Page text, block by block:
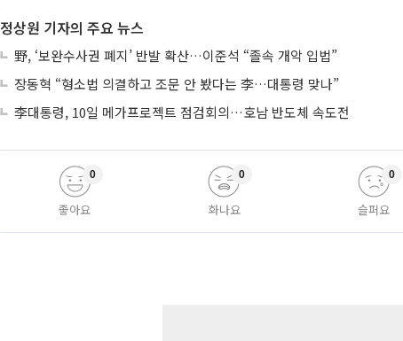
정상원 기자의 주요 뉴스
野, ‘보완수사권 폐지’ 반발 확산…이준석 “졸속 개악 입법”
장동혁 “형소법 의결하고 조문 안 봤다는 李…대통령 맞나”
李대통령, 10일 메가프로젝트 점검회의…호남 반도체 속도전
좋아요
0
화나요
0
슬퍼요
0